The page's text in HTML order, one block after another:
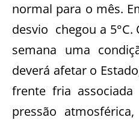
normal para o mês.
desvio chegou a
semana uma
deverá afetar o
frente fria
pressão